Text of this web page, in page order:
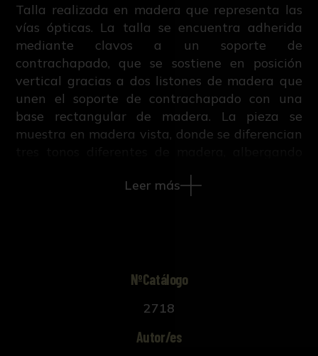
Talla realizada en madera que representa las
vías ópticas. La talla se encuentra adherida
mediante clavos a un soporte de
contrachapado, que se sostiene en posición
vertical gracias a dos listones de madera que
unen el soporte de contrachapado con una
base rectangular de madera. La pieza se
muestra en madera vista, donde se diferencian
conexiones (líneas incisas en la talla). Se
Leer más
NºCatálogo
2718
Autor/es